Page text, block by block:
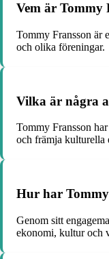
Vem är Tommy
Tommy Fransson är
och olika föreningar.
Vilka är några
Tommy Fransson
och främja kulturella
Hur har Tommy
Genom sitt
ekonomi, kultur och